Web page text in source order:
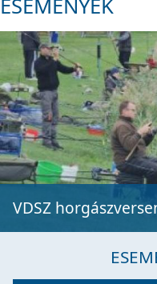
ESEMÉNYEK
VDSZ